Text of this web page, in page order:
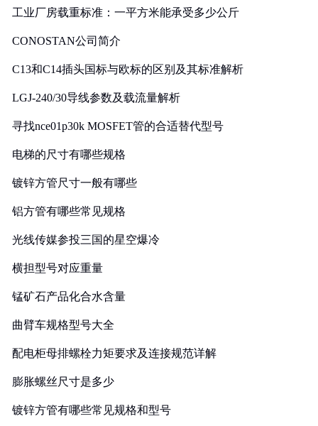
工业厂房载重标准：一平方米能承受多少公斤
CONOSTAN公司简介
C13和C14插头国标与欧标的区别及其标准解析
LGJ-240/30导线参数及载流量解析
寻找nce01p30k MOSFET管的合适替代型号
电梯的尺寸有哪些规格
镀锌方管尺寸一般有哪些
铝方管有哪些常见规格
光线传媒参投三国的星空爆冷
横担型号对应重量
锰矿石产品化合水含量
曲臂车规格型号大全
配电柜母排螺栓力矩要求及连接规范详解
膨胀螺丝尺寸是多少
镀锌方管有哪些常见规格和型号